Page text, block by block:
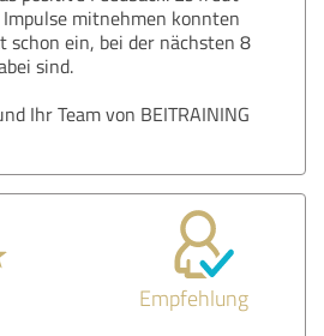
mitnehmen konnten
schon ein, bei der nächsten 8
sind.
Ihr Team von BEITRAINING
Empfehlung